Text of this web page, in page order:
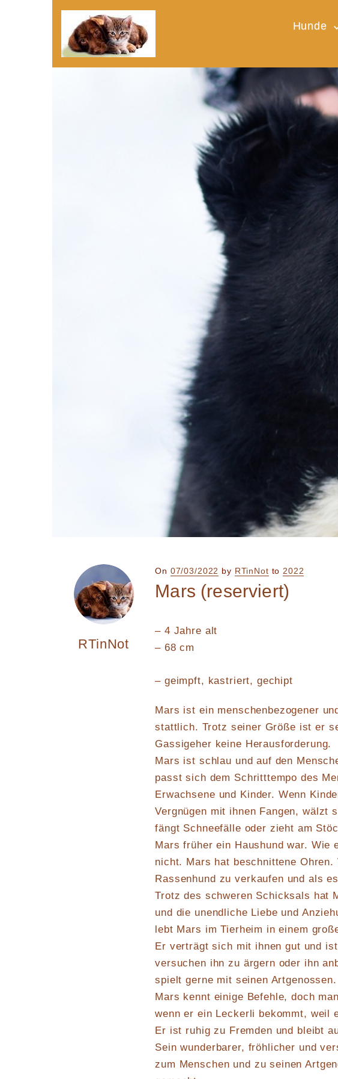
Hunde
RTinNot
On Posted
07/03/2022 by RTinNot to 2022
Mars (reserviert)
– 4 Jahre alt
– 68 cm
– geimpft, kastriert, gechipt
Mars ist ein menschenbezogener
stattlich. Trotz seiner Größe ist er
Gassigeher keine Herausforderung.
Mars ist schlau und auf den
passt sich dem Schritttempo des
Erwachsene und Kinder. Wenn
Vergnügen mit ihnen Fangen, wälzt
fängt Schneefälle oder zieht am
Mars früher ein Haushund war.
nicht. Mars hat beschnittene
Rassenhund zu verkaufen und als
Trotz des schweren Schicksals hat
und die unendliche Liebe und
lebt Mars im Tierheim in einem
Er verträgt sich mit ihnen gut und
versuchen ihn zu ärgern oder ihn
spielt gerne mit seinen Artgenossen.
Mars kennt einige Befehle, doch
wenn er ein Leckerli bekommt, weil
Er ist ruhig zu Fremden und bleibt
Sein wunderbarer, fröhlicher und
zum Menschen und zu seinen